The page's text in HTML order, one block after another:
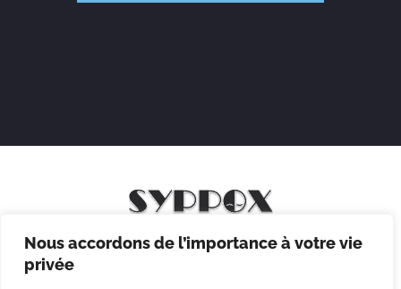
Nous accordons de l’importance à votre vie
privée
Mentions légales